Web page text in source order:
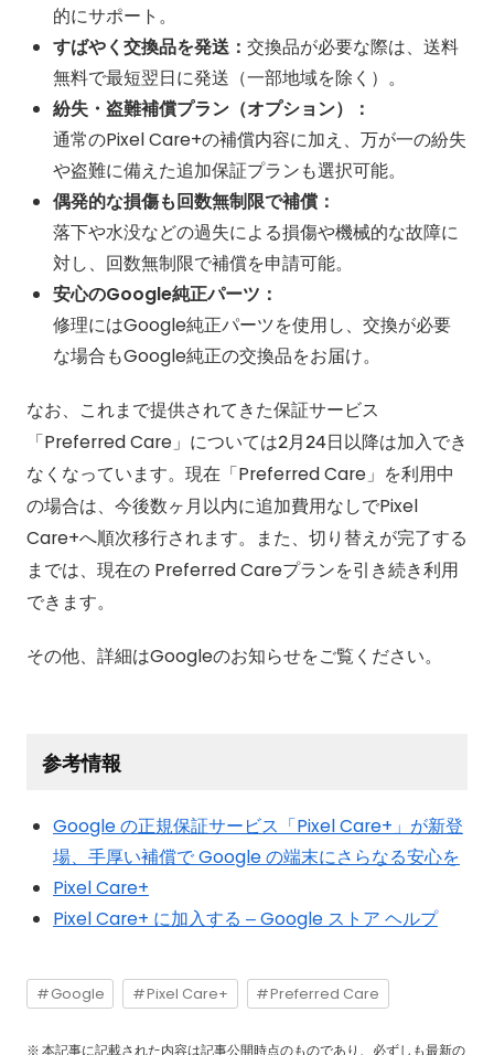
的にサポート。
すばやく交換品を発送： 交換品が必要な際は、送料
無料で最短翌日に発送（一部地域を除く）。
紛失・盗難補償プラン（オプション）：
通常のPixel Care+の補償内容に加え、万が一の紛失
や盗難に備えた追加保証プランも選択可能。
偶発的な損傷も回数無制限で補償：
落下や水没などの過失による損傷や機械的な故障に
対し、回数無制限で補償を申請可能。
安心のGoogle純正パーツ：
修理にはGoogle純正パーツを使用し、交換が必要
な場合もGoogle純正の交換品をお届け。
なお、これまで提供されてきた保証サービス
「Preferred Care」については2月24日以降は加入でき
なくなっています。現在「Preferred Care」を利用中
の場合は、今後数ヶ月以内に追加費用なしでPixel
Care+へ順次移行されます。また、切り替えが完了する
までは、現在の Preferred Careプランを引き続き利用
できます。
その他、詳細はGoogleのお知らせをご覧ください。
参考情報
Google の正規保証サービス「Pixel Care+」が新登
場、手厚い補償で Google の端末にさらなる安心を
Pixel Care+
Pixel Care+ に加入する – Google ストア ヘルプ
Google Pixel Care+ Preferred Care
本記事に記載された内容は記事公開時点のものであり、必ずしも最新の